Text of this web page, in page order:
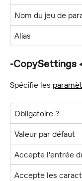
Nom du jeu de
Alias
-CopySettings
Spécifie les
Obligatoire ?
Valeur par défaut
Accepte l'entrée
Accepte les